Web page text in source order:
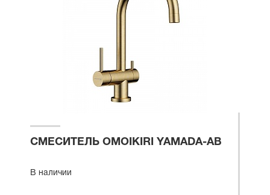
СМЕСИТЕЛЬ OMOIKIRI YAMADA-AB
В наличии